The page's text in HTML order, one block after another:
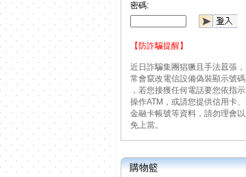
密碼:
【防詐騙提醒】
近日詐騙集團猖獗且手法囂張，
常會竄改電信設備偽裝顯示號碼
，若您接獲任何電話要您依指示
操作ATM，或請您提供信用卡、
金融卡帳號等資料，請勿理會以
免上當。
購物籃